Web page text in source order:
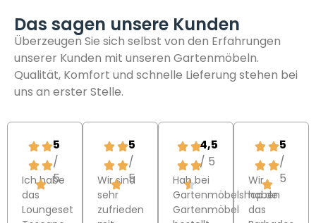
Das sagen unsere Kunden
Überzeugen Sie sich selbst von den Erfahrungen
unserer Kunden mit unseren Gartenmöbeln.
Qualität, Komfort und schnelle Lieferung stehen bei
uns an erster Stelle.
5
/
5
Ich habe
das
Loungeset
5
/
5
Wir sind
sehr
zufrieden
4,5
/ 5
Hab bei
Gartenmöbelshop.de
Gartenmöbel
5
/
5
Wir
haben
das